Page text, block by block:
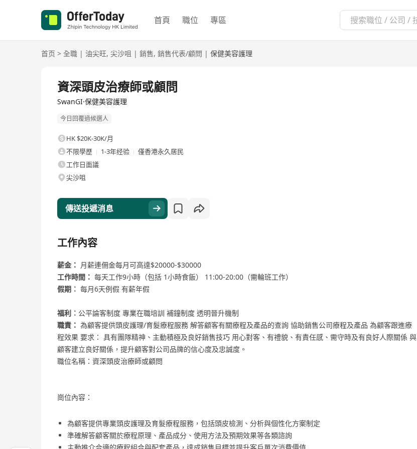
首頁 職位 專區
首页 > 全職 | 油尖旺, 尖沙咀 | 銷售, 銷售代表/顧問 | 保健美容護理
資深頭皮治療師或顧問
SwanGI·保健美容護理
今日回覆過候選人
HK $20K-30K/月
不限學歷
1-3年经验
僅香港永久居民
工作日面議
尖沙咀
傳送投遞消息
工作內容
薪金： 月薪連佣金每月可高達$20000-$30000
工作時間： 每天工作9小時（包括 1小時食飯） 11:00-20:00（需輪班工作）
假期︰ 每月6天例假 有薪年假
福利︰ 公平論客制度 專業在職培訓 補鐘制度 透明晉升機制
職責： 為顧客提供頭皮護理/育髮療程服務 解答顧客有關療程及產品的查詢 協助銷售公司療程及產品 為顧客跟進療
程效果 要求： 具有團隊精神、主動積極及良好銷售技巧 用心對客、有禮貌、有責任感、需守時及有良好人際關係 與
顧客建立良好關係，提升顧客對公司品牌的信心度及忠誠度。
職位名稱：資深頭皮治療師或顧問
崗位內容：
為顧客提供專業頭皮護理及育髮療程服務，包括頭皮檢測、分析與個性化方案制定
準確解答顧客關於療程原理、產品成分、使用方法及預期效果等各類諮詢